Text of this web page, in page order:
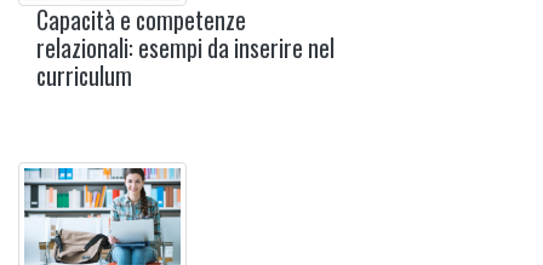
Capacità e competenze
relazionali: esempi da inserire nel
curriculum